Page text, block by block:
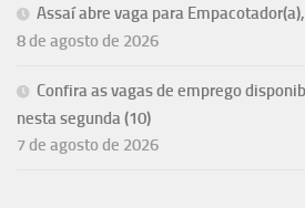
Assaí abre vaga para
8 de agosto de 2026
Confira as vagas de emprego
nesta segunda (10)
7 de agosto de 2026